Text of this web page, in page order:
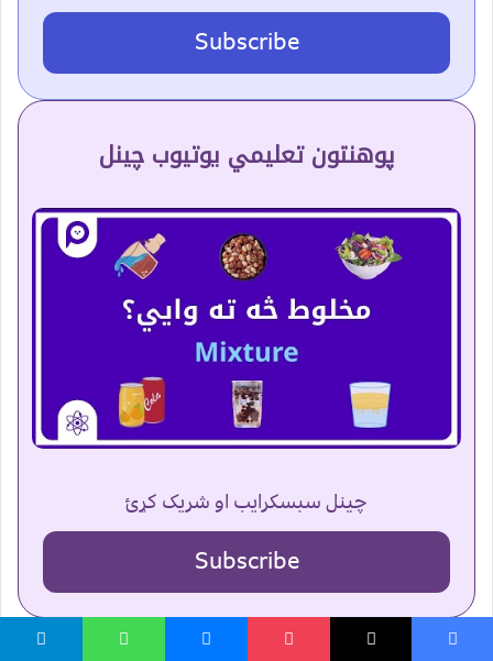
Subscribe
پوهنتون تعلیمي یوتیوب چینل
چینل سبسکرایب او شریک کړئ
Subscribe